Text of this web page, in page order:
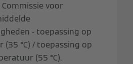
voor
- toepassing op
(35 °C) / toepassing op
(55 °C).